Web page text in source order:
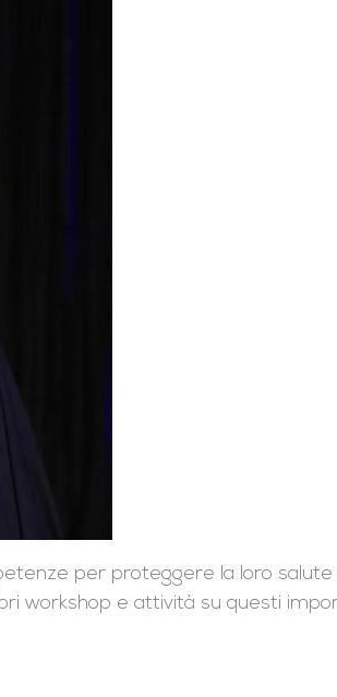
per proteggere la loro salute
workshop e attività su questi